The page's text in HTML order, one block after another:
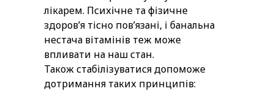
лікарем. Психічне та фізичне
здоровʼя тісно повʼязані, і банальна
нестача вітамінів теж може
впливати на наш стан.
Також стабілізуватися допоможе
дотримання таких принципів: